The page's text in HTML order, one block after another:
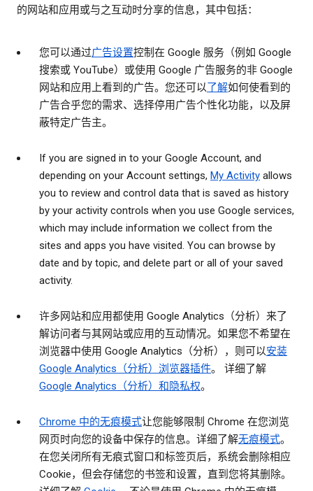
的网站和应用或与之互动时分享的信息，其中包括：
您可以通过广告设置控制在 Google 服务（例如 Google
搜索或 YouTube）或使用 Google 广告服务的非 Google
网站和应用上看到的广告。您还可以了解如何使看到的
广告合乎您的需求、选择停用广告个性化功能，以及屏
蔽特定广告主。
If you are signed in to your Google Account, and
depending on your Account settings, My Activity allows
you to review and control data that is saved as history
by your activity controls when you use Google services,
which may include information we collect from the
sites and apps you have visited. You can browse by
date and by topic, and delete part or all of your saved
activity.
许多网站和应用都使用 Google Analytics（分析）来了
解访问者与其网站或应用的互动情况。如果您不希望在
浏览器中使用 Google Analytics（分析），则可以安装
Google Analytics（分析）浏览器插件。 详细了解
Google Analytics（分析）和隐私权。
Chrome 中的无痕模式让您能够限制 Chrome 在您浏览
网页时向您的设备中保存的信息。详细了解无痕模式。
在您关闭所有无痕式窗口和标签页后，系统会删除相应
Cookie，但会存储您的书签和设置，直到您将其删除。